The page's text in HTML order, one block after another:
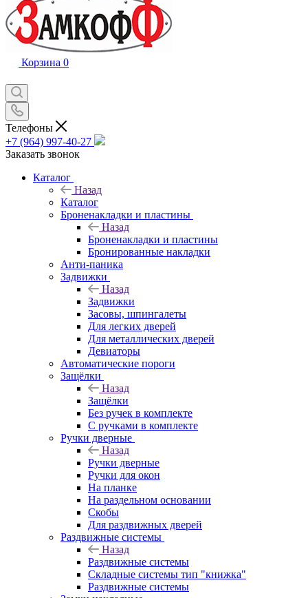
Корзина 0
Телефоны
+7 (964) 997-40-27
Заказать звонок
Каталог
Назад
Каталог
Броненакладки и пластины
Назад
Броненакладки и пластины
Бронированные накладки
Анти-паника
Задвижки
Назад
Задвижки
Засовы, шпингалеты
Для легких дверей
Для металлических дверей
Девиаторы
Автоматические пороги
Защёлки
Назад
Защёлки
Без ручек в комплекте
С ручками в комплекте
Ручки дверные
Назад
Ручки дверные
Ручки для окон
На планке
На раздельном основании
Скобы
Для раздвижных дверей
Раздвижные системы
Назад
Раздвижные системы
Складные системы тип "книжка"
Раздвижные системы